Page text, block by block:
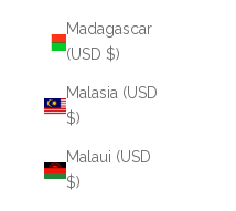
Madagascar
(USD $)
Malasia (USD
$)
Malaui (USD
$)